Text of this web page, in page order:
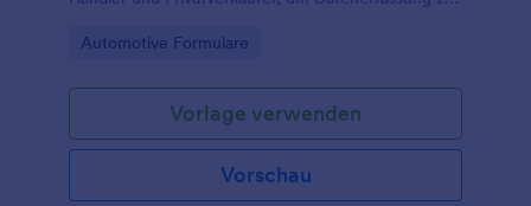
Übergabe übersichtlich zu verwalten.
Go to Category:
Automotive Formulare
Vorlage verwenden
Vorschau